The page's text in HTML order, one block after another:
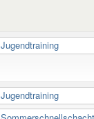
Jugendtraining
Jugendtraining